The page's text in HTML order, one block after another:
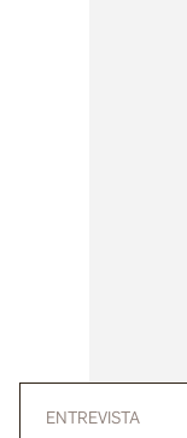
ENTREVISTA